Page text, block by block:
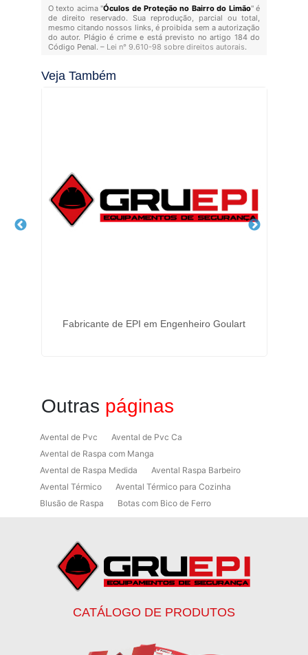
O texto acima "Óculos de Proteção no Bairro do Limão" é
de direito reservado. Sua reprodução, parcial ou total,
mesmo citando nossos links, é proibida sem a autorização
do autor. Plágio é crime e está previsto no artigo 184 do
Código Penal. – Lei n° 9.610-98 sobre direitos autorais.
Veja Também
Fabricante de EPI em Engenheiro Goulart
Outras páginas
Avental de Pvc
Avental de Pvc Ca
Avental de Raspa com Manga
Avental de Raspa Medida
Avental Raspa Barbeiro
Avental Térmico
Avental Térmico para Cozinha
Blusão de Raspa
Botas com Bico de Ferro
Botinas
Botinas Bico de Ferro
Botinas de Segurança
Botinas de Trabalho
Botinas EPI
Botinas Masculinas para Trabalho
Calçados de Segurança
Calçados de Segurança Epi
Capacete de Segurança Ca
CATÁLOGO DE PRODUTOS